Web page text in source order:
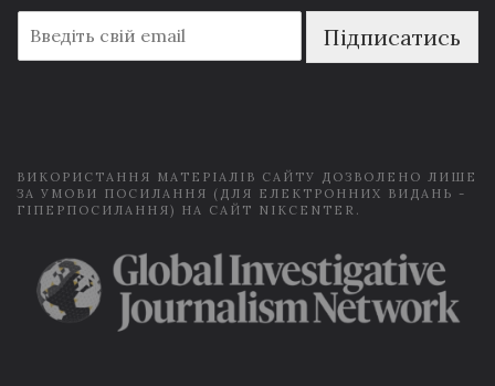
m
a
Підписатись
ВИКОРИСТАННЯ МАТЕРІАЛІВ САЙТУ ДОЗВОЛЕНО ЛИШЕ
ЗА УМОВИ ПОСИЛАННЯ (ДЛЯ ЕЛЕКТРОННИХ ВИДАНЬ -
ГІПЕРПОСИЛАННЯ) НА САЙТ NIKCENTER.